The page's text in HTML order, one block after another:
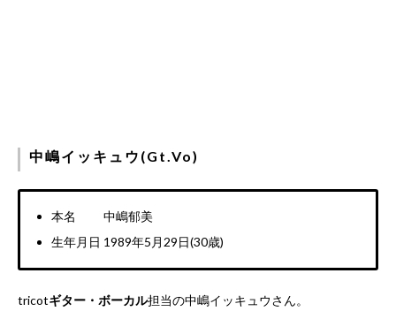
中嶋イッキュウ(Gt.Vo)
本名 中嶋郁美
生年月日 1989年5月29日(30歳)
tricotギター・ボーカル担当の中嶋イッキュウさん。